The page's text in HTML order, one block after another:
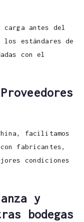
carga antes del
los estándares de
con el
facilitamos
fabricantes,
condiciones
y
bodegas